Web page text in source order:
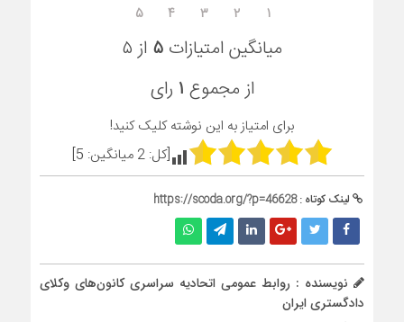
۱ ۲ ۳ ۴ ۵
میانگین امتیازات ۵ از ۵
از مجموع ۱ رای
برای امتیاز به این نوشته کلیک کنید!
[کل:2 میانگین: 5
]
لینک کوتاه :https://scoda.org/?p=46628
نویسنده : روابط عمومی اتحادیه سراسری کانون‌های وکلای
دادگستری ایران